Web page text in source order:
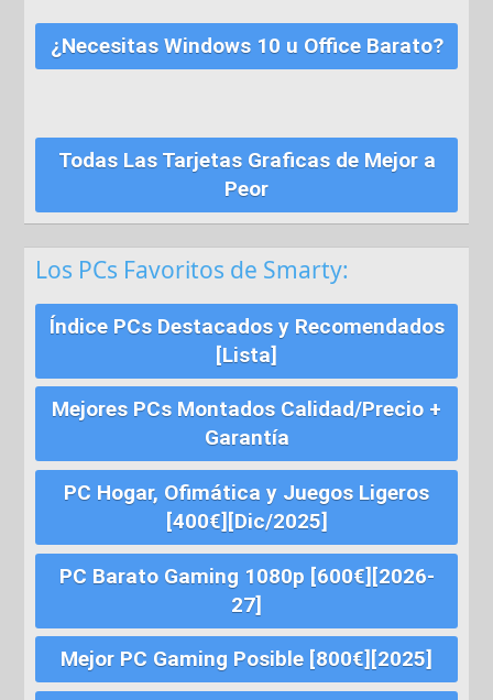
¿Necesitas Windows 10 u Office Barato?
Todas Las Tarjetas Graficas de Mejor a
Peor
Los PCs Favoritos de Smarty:
Índice PCs Destacados y Recomendados
[Lista]
Mejores PCs Montados Calidad/Precio +
Garantía
PC Hogar, Ofimática y Juegos Ligeros
[400€][Dic/2025]
PC Barato Gaming 1080p [600€][2026-
27]
Mejor PC Gaming Posible [800€][2025]